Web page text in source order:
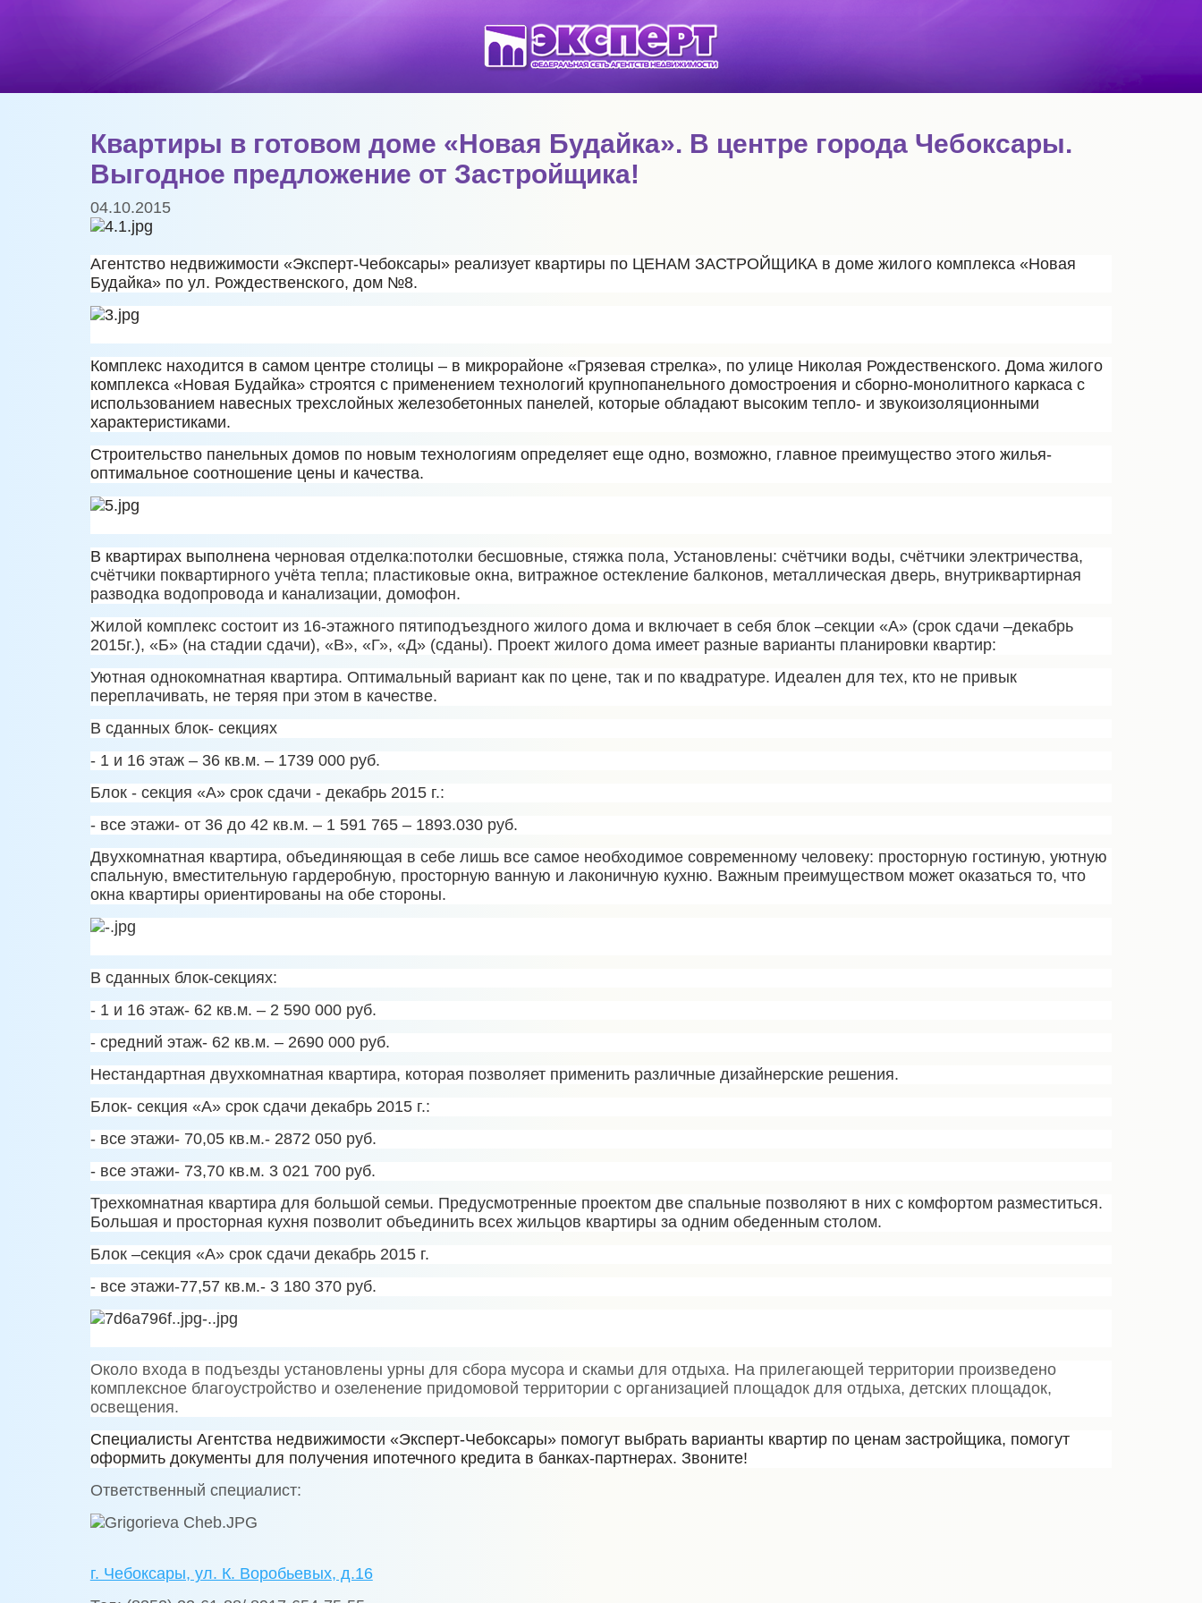
Квартиры в готовом доме «Новая Будайка». В центре города Чебоксары.
Выгодное предложение от Застройщика!
04.10.2015
Агентство недвижимости «Эксперт-Чебоксары» реализует квартиры по ЦЕНАМ ЗАСТРОЙЩИКА в доме жилого комплекса «Новая
Будайка» по ул. Рождественского, дом №8.
Комплекс находится в самом центре столицы – в микрорайоне «Грязевая стрелка», по улице Николая Рождественского. Дома жилого
комплекса «Новая Будайка» строятся с применением технологий крупнопанельного домостроения и сборно-монолитного каркаса с
использованием навесных трехслойных железобетонных панелей, которые обладают высоким тепло- и звукоизоляционными
характеристиками.
Строительство панельных домов по новым технологиям определяет еще одно, возможно, главное преимущество этого жилья-
оптимальное соотношение цены и качества.
В квартирах выполнена черновая отделка:потолки бесшовные, стяжка пола, Установлены: счётчики воды, счётчики электричества,
счётчики поквартирного учёта тепла; пластиковые окна, витражное остекление балконов, металлическая дверь, внутриквартирная
разводка водопровода и канализации, домофон.
Жилой комплекс состоит из 16-этажного пятиподъездного жилого дома и включает в себя блок –секции «А» (срок сдачи –декабрь
2015г.), «Б» (на стадии сдачи), «В», «Г», «Д» (сданы). Проект жилого дома имеет разные варианты планировки квартир:
Уютная однокомнатная квартира. Оптимальный вариант как по цене, так и по квадратуре. Идеален для тех, кто не привык
переплачивать, не теряя при этом в качестве.
В сданных блок- секциях
- 1 и 16 этаж – 36 кв.м. – 1739 000 руб.
Блок - секция «А» срок сдачи - декабрь 2015 г.:
- все этажи- от 36 до 42 кв.м. – 1 591 765 – 1893.030 руб.
Двухкомнатная квартира, объединяющая в себе лишь все самое необходимое современному человеку: просторную гостиную, уютную
спальную, вместительную гардеробную, просторную ванную и лаконичную кухню. Важным преимуществом может оказаться то, что
окна квартиры ориентированы на обе стороны.
В сданных блок-секциях:
- 1 и 16 этаж- 62 кв.м. – 2 590 000 руб.
- средний этаж- 62 кв.м. – 2690 000 руб.
Нестандартная двухкомнатная квартира, которая позволяет применить различные дизайнерские решения.
Блок- секция «А» срок сдачи декабрь 2015 г.:
- все этажи- 70,05 кв.м.- 2872 050 руб.
- все этажи- 73,70 кв.м. 3 021 700 руб.
Трехкомнатная квартира для большой семьи. Предусмотренные проектом две спальные позволяют в них с комфортом разместиться.
Большая и просторная кухня позволит объединить всех жильцов квартиры за одним обеденным столом.
Блок –секция «А» срок сдачи декабрь 2015 г.
- все этажи-77,57 кв.м.- 3 180 370 руб.
Около входа в подъезды установлены урны для сбора мусора и скамьи для отдыха. На прилегающей территории произведено
комплексное благоустройство и озеленение придомовой территории с организацией площадок для отдыха, детских площадок,
освещения.
Cпециалисты Агентства недвижимости «Эксперт-Чебоксары» помогут выбрать варианты квартир по ценам застройщика, помогут
оформить документы для получения ипотечного кредита в банках-партнерах. Звоните!
Ответственный специалист:
г. Чебоксары, ул. К. Воробьевых, д.16